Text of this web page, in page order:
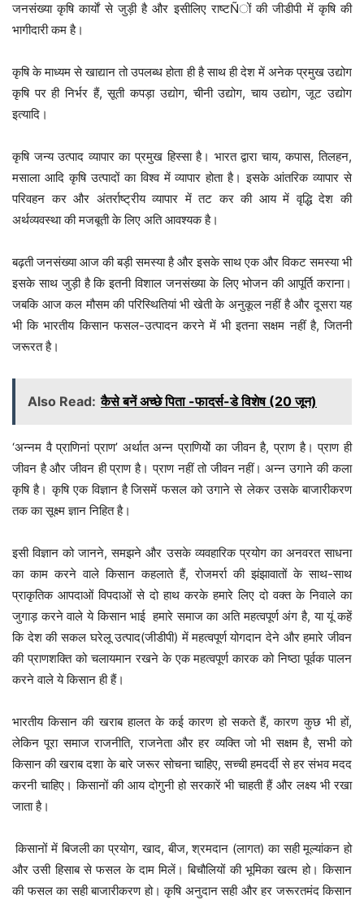
जनसंख्या कृषि कार्याें से जुड़ी है और इसीलिए राष्टÑों की जीडीपी में कृषि की
भागीदारी कम है।
कृषि के माध्यम से खाद्यान तो उपलब्ध होता ही है साथ ही देश में अनेक प्रमुख उद्योग
कृषि पर ही निर्भर हैं, सूती कपड़ा उद्योग, चीनी उद्योग, चाय उद्योग, जूट उद्योग
इत्यादि।
कृषि जन्य उत्पाद व्यापार का प्रमुख हिस्सा है। भारत द्वारा चाय, कपास, तिलहन,
मसाला आदि कृषि उत्पादों का विश्व में व्यापार होता है। इसके आंतरिक व्यापार से
परिवहन कर और अंतर्राष्ट्रीय व्यापार में तट कर की आय में वृद्धि देश की
अर्थव्यवस्था की मजबूती के लिए अति आवश्यक है।
बढ़ती जनसंख्या आज की बड़ी समस्या है और इसके साथ एक और विकट समस्या भी
इसके साथ जुड़ी है कि इतनी विशाल जनसंख्या के लिए भोजन की आपूर्ति कराना।
जबकि आज कल मौसम की परिस्थितियां भी खेती के अनुकूल नहीं है और दूसरा यह
भी कि भारतीय किसान फसल-उत्पादन करने में भी इतना सक्षम नहीं है, जितनी
जरूरत है।
Also Read: कैसे बनें अच्छे पिता -फादर्स-डे विशेष (20 जून)
‘अन्नम वै प्राणिनां प्राण’ अर्थात अन्न प्राणियोें का जीवन है, प्राण है। प्राण ही
जीवन है और जीवन ही प्राण है। प्राण नहीं तो जीवन नहीं। अन्न उगाने की कला
कृषि है। कृषि एक विज्ञान है जिसमें फसल को उगाने से लेकर उसके बाजारीकरण
तक का सूक्ष्म ज्ञान निहित है।
इसी विज्ञान को जानने, समझने और उसके व्यवहारिक प्रयोग का अनवरत साधना
का काम करने वाले किसान कहलाते हैं, रोजमर्रा की झंझावातों के साथ-साथ
प्राकृतिक आपदाओं विपदाओं से दो हाथ करके हमारे लिए दो वक्त के निवाले का
जुगाड़ करने वाले ये किसान भाई हमारे समाज का अति महत्वपूर्ण अंग है, या यूं कहें
कि देश की सकल घरेलू उत्पाद(जीडीपी) में महत्वपूर्ण योगदान देने और हमारे जीवन
की प्राणशक्ति को चलायमान रखने के एक महत्वपूर्ण कारक को निष्ठा पूर्वक पालन
करने वाले ये किसान ही हैं।
भारतीय किसान की खराब हालत के कई कारण हो सकते हैं, कारण कुछ भी हों,
लेकिन पूरा समाज राजनीति, राजनेता और हर व्यक्ति जो भी सक्षम है, सभी को
किसान की खराब दशा के बारे जरूर सोचना चाहिए, सच्ची हमदर्दी से हर संभव मदद
करनी चाहिए। किसानों की आय दोगुनी हो सरकारें भी चाहती हैं और लक्ष्य भी रखा
जाता है।
किसानों में बिजली का प्रयोग, खाद, बीज, श्रमदान (लागत) का सही मूल्यांकन हो
और उसी हिसाब से फसल के दाम मिलें। बिचौलियों की भूमिका खत्म हो। किसान
की फसल का सही बाजारीकरण हो। कृषि अनुदान सही और हर जरूरतमंद किसान